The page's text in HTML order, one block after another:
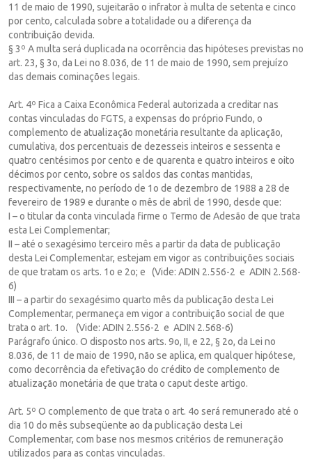
11 de maio de 1990, sujeitarão o infrator à multa de setenta e cinco
por cento, calculada sobre a totalidade ou a diferença da
contribuição devida.
§ 3º A multa será duplicada na ocorrência das hipóteses previstas no
art. 23, § 3o, da Lei no 8.036, de 11 de maio de 1990, sem prejuízo
das demais cominações legais.
Art. 4º Fica a Caixa Econômica Federal autorizada a creditar nas
contas vinculadas do FGTS, a expensas do próprio Fundo, o
complemento de atualização monetária resultante da aplicação,
cumulativa, dos percentuais de dezesseis inteiros e sessenta e
quatro centésimos por cento e de quarenta e quatro inteiros e oito
décimos por cento, sobre os saldos das contas mantidas,
respectivamente, no período de 1o de dezembro de 1988 a 28 de
fevereiro de 1989 e durante o mês de abril de 1990, desde que:
I – o titular da conta vinculada firme o Termo de Adesão de que trata
esta Lei Complementar;
II – até o sexagésimo terceiro mês a partir da data de publicação
desta Lei Complementar, estejam em vigor as contribuições sociais
de que tratam os arts. 1o e 2o; e (Vide: ADIN 2.556-2 e ADIN 2.568-
6)
III – a partir do sexagésimo quarto mês da publicação desta Lei
Complementar, permaneça em vigor a contribuição social de que
trata o art. 1o. (Vide: ADIN 2.556-2 e ADIN 2.568-6)
Parágrafo único. O disposto nos arts. 9o, II, e 22, § 2o, da Lei no
8.036, de 11 de maio de 1990, não se aplica, em qualquer hipótese,
como decorrência da efetivação do crédito de complemento de
atualização monetária de que trata o caput deste artigo.
Art. 5º O complemento de que trata o art. 4o será remunerado até o
dia 10 do mês subseqüente ao da publicação desta Lei
Complementar, com base nos mesmos critérios de remuneração
utilizados para as contas vinculadas.